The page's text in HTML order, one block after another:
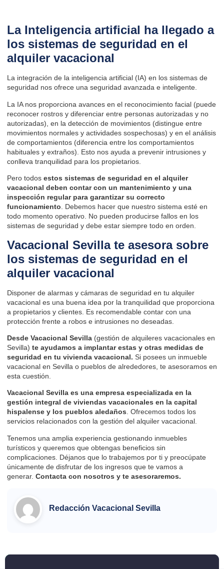
La Inteligencia artificial ha llegado a
los sistemas de seguridad en el
alquiler vacacional
La integración de la inteligencia artificial (IA) en los sistemas de
seguridad nos ofrece una seguridad avanzada e inteligente.
La IA nos proporciona avances en el reconocimiento facial (puede
reconocer rostros y diferenciar entre personas autorizadas y no
autorizadas), en la detección de movimientos (distingue entre
movimientos normales y actividades sospechosas) y en el análisis
de comportamientos (diferencia entre los comportamientos
habituales y extraños). Esto nos ayuda a prevenir intrusiones y
conlleva tranquilidad para los propietarios.
Pero todos estos sistemas de seguridad en el alquiler
vacacional deben contar con un mantenimiento y una
inspección regular para garantizar su correcto
funcionamiento. Debemos hacer que nuestro sistema esté en
todo momento operativo. No pueden producirse fallos en los
sistemas de seguridad y debe estar siempre todo en orden.
Vacacional Sevilla te asesora sobre
los sistemas de seguridad en el
alquiler vacacional
Disponer de alarmas y cámaras de seguridad en tu alquiler
vacacional es una buena idea por la tranquilidad que proporciona
a propietarios y clientes. Es recomendable contar con una
protección frente a robos e intrusiones no deseadas.
Desde Vacacional Sevilla (gestión de alquileres vacacionales en
Sevilla) te ayudamos a implantarestas y otras medidas de
seguridad en tu vivienda vacacional. Si posees un inmueble
vacacional en Sevilla o pueblos de alrededores, te asesoramos en
esta cuestión.
Vacacional Sevilla es una empresa especializada en la
gestión integral de viviendas vacacionales en la capital
hispalense y los pueblos aledaños. Ofrecemos todos los
servicios relacionados con la gestión del alquiler vacacional.
Tenemos una amplia experiencia gestionando inmuebles
turísticos y queremos que obtengas beneficios sin
complicaciones. Déjanos que lo trabajemos por ti y preocúpate
únicamente de disfrutar de los ingresos que te vamos a
generar. Contacta con nosotros y te asesoraremos.
Redacción Vacacional Sevilla